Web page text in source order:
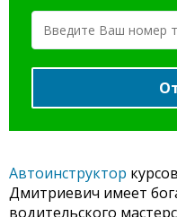
Автоинструктор
Дмитриевич имеет
водительского